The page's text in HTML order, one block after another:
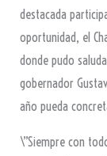
destacada
oportunidad, el
donde pudo
gobernador
año pueda
\”Siempre con